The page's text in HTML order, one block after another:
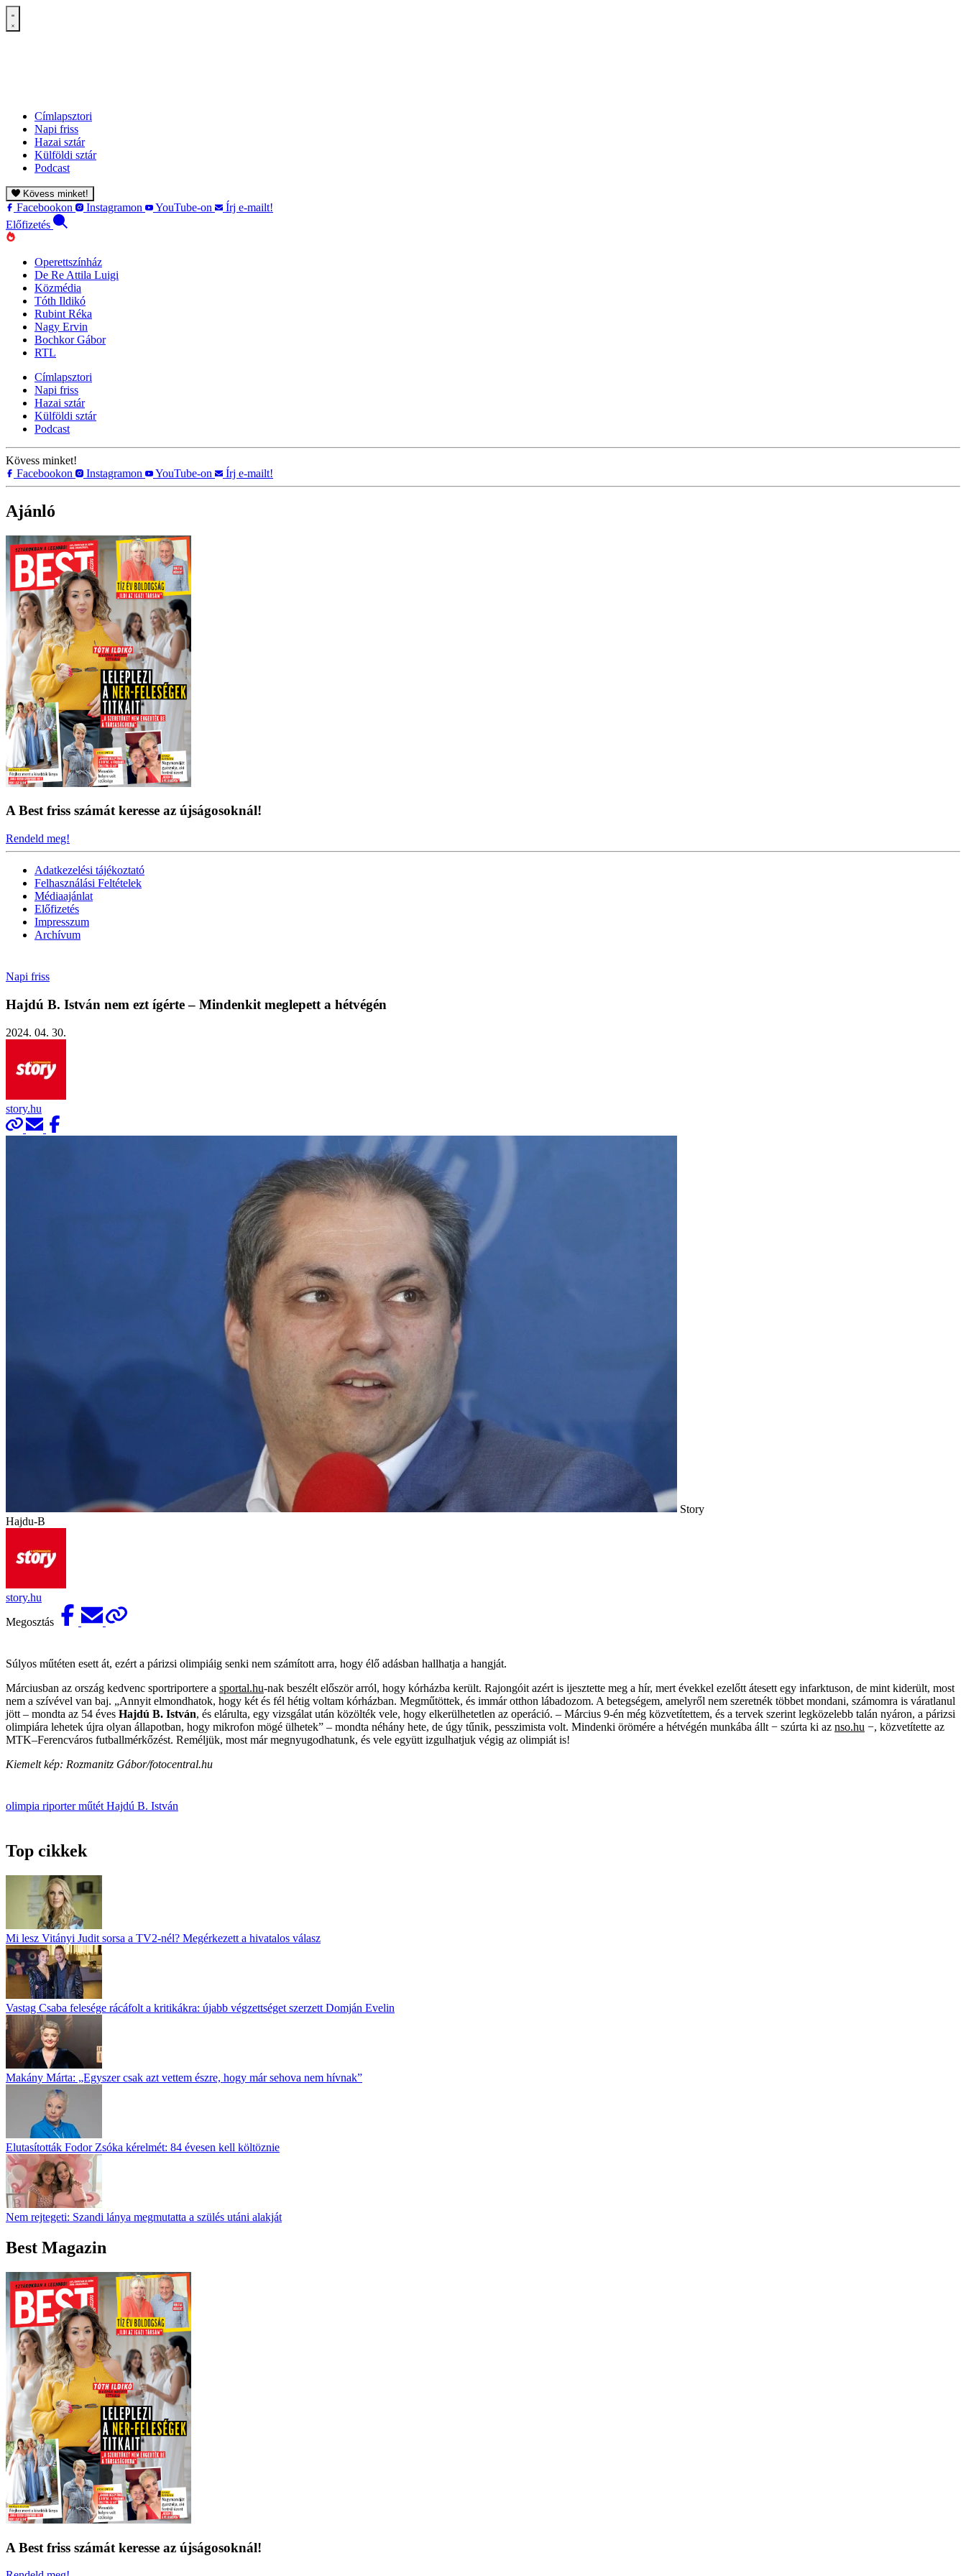
Címlapsztori
Napi friss
Hazai sztár
Külföldi sztár
Podcast
Kövess minket!
Facebookon Instagramon YouTube-on
Írj e-mailt!
Előfizetés
Operettszínház
De Re Attila Luigi
Közmédia
Tóth Ildikó
Rubint Réka
Nagy Ervin
Bochkor Gábor
RTL
Címlapsztori
Napi friss
Hazai sztár
Külföldi sztár
Podcast
Kövess minket!
Facebookon
Instagramon YouTube-on Írj e-mailt!
Ajánló
A Best friss számát keresse az újságosoknál!
Rendeld meg!
Adatkezelési tájékoztató
Felhasználási Feltételek
Médiaajánlat
Előfizetés
Impresszum
Archívum
Napi friss
Hajdú B. István nem ezt ígérte – Mindenkit meglepett a hétvégén
2024. 04. 30.
story.hu
Story
Hajdu-B
story.hu
Megosztás
Súlyos műtéten esett át, ezért a párizsi olimpiáig senki nem számított arra, hogy élő adásban hallhatja a hangját.
Márciusban az ország kedvenc sportriportere a sportal.hu-nak beszélt először arról, hogy kórházba került. Rajongóit azért is ijesztette meg a hír, mert évekkel ezelőtt átesett egy infarktuson, de mint kiderült, most
nem a szívével van baj. „Annyit elmondhatok, hogy két és fél hétig voltam kórházban. Megműtöttek, és immár otthon lábadozom. A betegségem, amelyről nem szeretnék többet mondani, számomra is váratlanul
jött – mondta az 54 éves Hajdú B. István, és elárulta, egy vizsgálat után közölték vele, hogy elkerülhetetlen az operáció. – Március 9-én még közvetítettem, és a tervek szerint legközelebb talán nyáron, a párizsi
olimpiára lehetek újra olyan állapotban, hogy mikrofon mögé ülhetek” – mondta néhány hete, de úgy tűnik, pesszimista volt. Mindenki örömére a hétvégén munkába állt − szúrta ki az nso.hu −, közvetítette az
MTK–Ferencváros futballmérkőzést. Reméljük, most már megnyugodhatunk, és vele együtt izgulhatjuk végig az olimpiát is!
Kiemelt kép: Rozmanitz Gábor/fotocentral.hu
olimpia riporterműtét Hajdú B. István
Top cikkek
Mi lesz Vitányi Judit sorsa a TV2-nél? Megérkezett a hivatalos válasz
Vastag Csaba felesége rácáfolt a kritikákra: újabb végzettséget szerzett Domján Evelin
Makány Márta: „Egyszer csak azt vettem észre, hogy már sehova nem hívnak”
Elutasították Fodor Zsóka kérelmét: 84 évesen kell költöznie
Nem rejtegeti: Szandi lánya megmutatta a szülés utáni alakját
Best Magazin
A Best friss számát keresse az újságosoknál!